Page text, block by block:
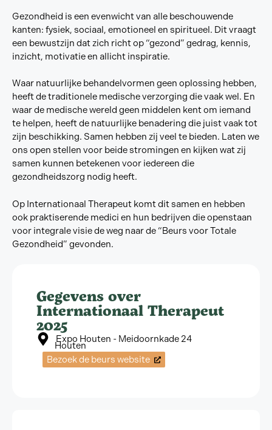
Gezondheid is een evenwicht van alle beschouwende
kanten: fysiek, sociaal, emotioneel en spiritueel. Dit vraagt
een bewustzijn dat zich richt op “gezond” gedrag, kennis,
inzicht, motivatie en allicht inspiratie.
Waar natuurlijke behandelvormen geen oplossing hebben,
heeft de traditionele medische verzorging die vaak wel. En
waar de medische wereld geen middelen kent om iemand
te helpen, heeft de natuurlijke benadering die juist vaak tot
zijn beschikking. Samen hebben zij veel te bieden. Laten we
ons open stellen voor beide stromingen en kijken wat zij
samen kunnen betekenen voor iedereen die
gezondheidszorg nodig heeft.
Op Internationaal Therapeut komt dit samen en hebben
ook praktiserende medici en hun bedrijven die openstaan
voor integrale visie de weg naar de “Beurs voor Totale
Gezondheid” gevonden.
Gegevens over
Internationaal Therapeut
2025
Expo Houten - Meidoornkade 24
Houten
Bezoek de beurs website